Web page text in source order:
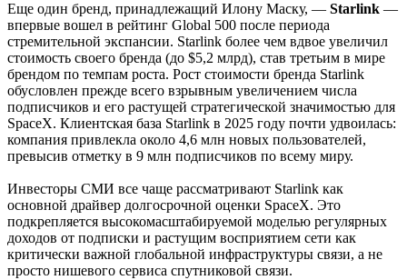
Еще один бренд, принадлежащий Илону Маску, — Starlink —
впервые вошел в рейтинг Global 500 после периода
стремительной экспансии. Starlink более чем вдвое увеличил
стоимость своего бренда (до $5,2 млрд), став третьим в мире
брендом по темпам роста. Рост стоимости бренда Starlink
обусловлен прежде всего взрывным увеличением числа
подписчиков и его растущей стратегической значимостью для
SpaceX. Клиентская база Starlink в 2025 году почти удвоилась:
компания привлекла около 4,6 млн новых пользователей,
превысив отметку в 9 млн подписчиков по всему миру.
Инвесторы СМИ все чаще рассматривают Starlink как
основной драйвер долгосрочной оценки SpaceX. Это
подкрепляется высокомасштабируемой моделью регулярных
доходов от подписки и растущим восприятием сети как
критически важной глобальной инфраструктуры связи, а не
просто нишевого сервиса спутниковой связи.